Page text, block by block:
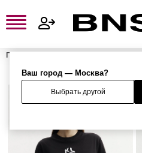
Ваш город — Москва?
Выбрать другой
Главная